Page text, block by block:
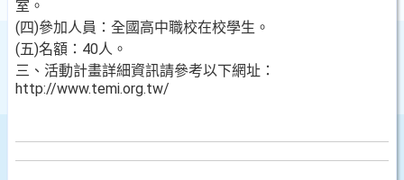
室。
(四)參加人員：全國高中職校在校學生。
(五)名額：40人。
三、活動計畫詳細資訊請參考以下網址：
http://www.temi.org.tw/